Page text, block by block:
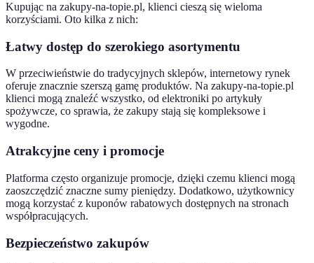
Kupując na zakupy-na-topie.pl, klienci cieszą się wieloma
korzyściami. Oto kilka z nich:
Łatwy dostęp do szerokiego asortymentu
W przeciwieństwie do tradycyjnych sklepów, internetowy rynek
oferuje znacznie szerszą gamę produktów. Na zakupy-na-topie.pl
klienci mogą znaleźć wszystko, od elektroniki po artykuły
spożywcze, co sprawia, że zakupy stają się kompleksowe i
wygodne.
Atrakcyjne ceny i promocje
Platforma często organizuje promocje, dzięki czemu klienci mogą
zaoszczędzić znaczne sumy pieniędzy. Dodatkowo, użytkownicy
mogą korzystać z kuponów rabatowych dostępnych na stronach
współpracujących.
Bezpieczeństwo zakupów